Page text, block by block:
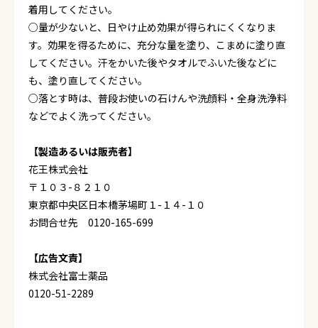
着用してください。
○量が少ないと、日やけ止め効果が得られにくくなりま
す。効果を得るために、充分な量を塗り、こまめに塗り直
してください。汗をかいた後やタオルでふいた後などに
も、塗り直してください。
○落とす時は、普段お使いの石けんや洗顔料・全身洗浄料
などでよく洗ってください。
【製造あるいは販売者】
花王株式会社
〒１０３-８２１０
東京都中央区日本橋茅場町１-１４-１０
お問合せ先 0120-165-699
【広告文責】
株式会社富士薬品
0120-51-2289